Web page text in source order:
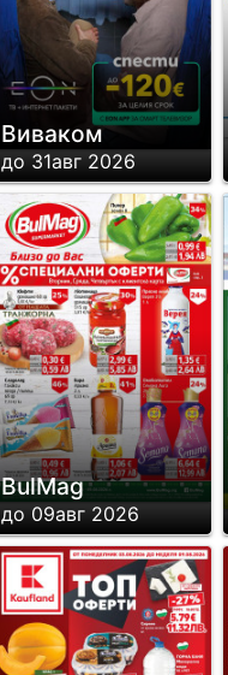
Виваком
до 31авг 2026
BulMag
до 09авг 2026